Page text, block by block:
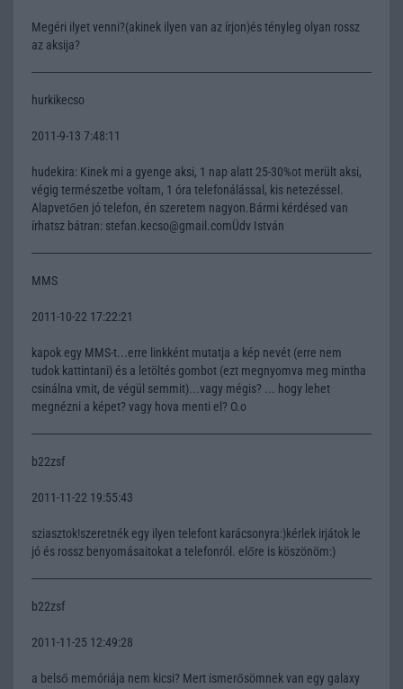
Megéri ilyet venni?(akinek ilyen van az írjon)és tényleg olyan rossz
az aksija?
hurkikecso
2011-9-13 7:48:11
hudekira: Kinek mi a gyenge aksi, 1 nap alatt 25-30%ot merült aksi,
végig természetbe voltam, 1 óra telefonálással, kis netezéssel.
Alapvetően jó telefon, én szeretem nagyon.Bármi kérdésed van
írhatsz bátran: stefan.kecso@gmail.comÜdv István
MMS
2011-10-22 17:22:21
kapok egy MMS-t...erre linkként mutatja a kép nevét (erre nem
tudok kattintani) és a letöltés gombot (ezt megnyomva meg mintha
csinálna vmit, de végül semmit)...vagy mégis? ... hogy lehet
megnézni a képet? vagy hova menti el? O.o
b22zsf
2011-11-22 19:55:43
sziasztok!szeretnék egy ilyen telefont karácsonyra:)kérlek irjátok le
jó és rossz benyomásaitokat a telefonról. előre is köszönöm:)
b22zsf
2011-11-25 12:49:28
a belső memóriája nem kicsi? Mert ismerősömnek van egy galaxy